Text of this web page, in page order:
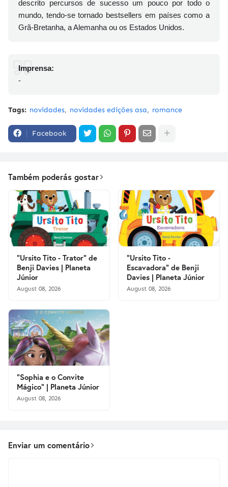
descrito percursos de sucesso um pouco por todo o
mundo, tendo-se tornado bestsellers em países como a
Grã-Bretanha, a Alemanha ou os Estados Unidos.
Imprensa:
-
Tags: novidades novidades edições asa romance
Facebook
Também poderás gostar
"Ursito Tito - Trator" de
Benji Davies | Planeta
Júnior
August 08, 2026
"Ursito Tito -
Escavadora" de Benji
Davies | Planeta Júnior
August 08, 2026
"Sophia e o Convite
Mágico" | Planeta Júnior
August 08, 2026
Enviar um comentário